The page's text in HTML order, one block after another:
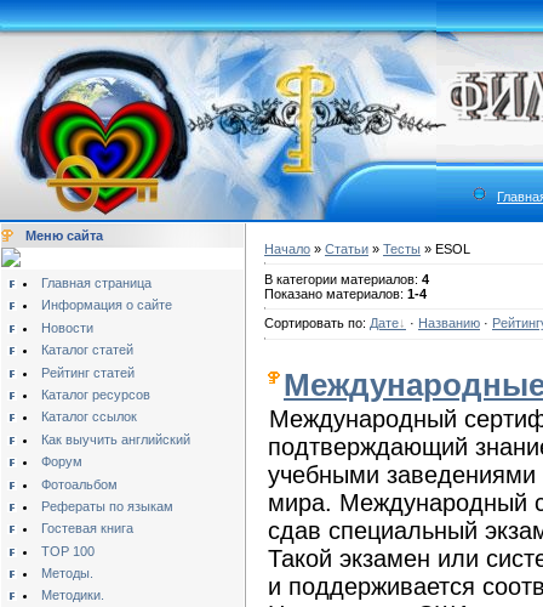
Меню сайта
Главная страница
Информация о сайте
Новости
Каталог статей
Рейтинг статей
Каталог ресурсов
Каталог ссылок
Как выучить английский
Форум
Фотоальбом
Рефераты по языкам
Гостевая книга
TOP 100
Методы.
Методики.
Начало » Статьи » Тесты » ESOL
В категории материалов: 4
Показано материалов: 1-4
Сортировать по: Дате · Названию ·
Международный
подтверждающий
учебными заведениями
мира. Международный
сдав специальный
Такой экзамен или
и поддерживается